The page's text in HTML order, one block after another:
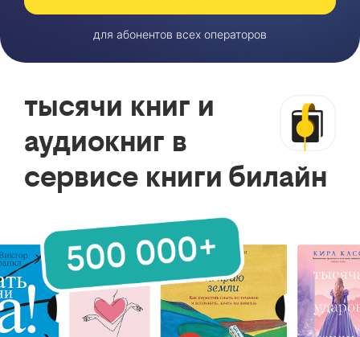
для абонентов всех операторов
тысячи книг и
аудиокниг в
сервисе книги билайн